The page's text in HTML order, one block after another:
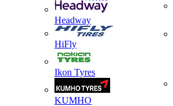
Headway
HiFly
Ikon Tyres
KUMHO